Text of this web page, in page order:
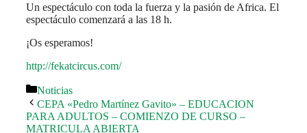
Un espectáculo con toda la fuerza y la pasión de Africa. El
espectáculo comenzará a las 18 h.
¡Os esperamos!
http://fekatcircus.com/
Categorías
Noticias
CEPA «Pedro Martínez Gavito» – EDUCACION
PARA ADULTOS – COMIENZO DE CURSO –
MATRICULA ABIERTA